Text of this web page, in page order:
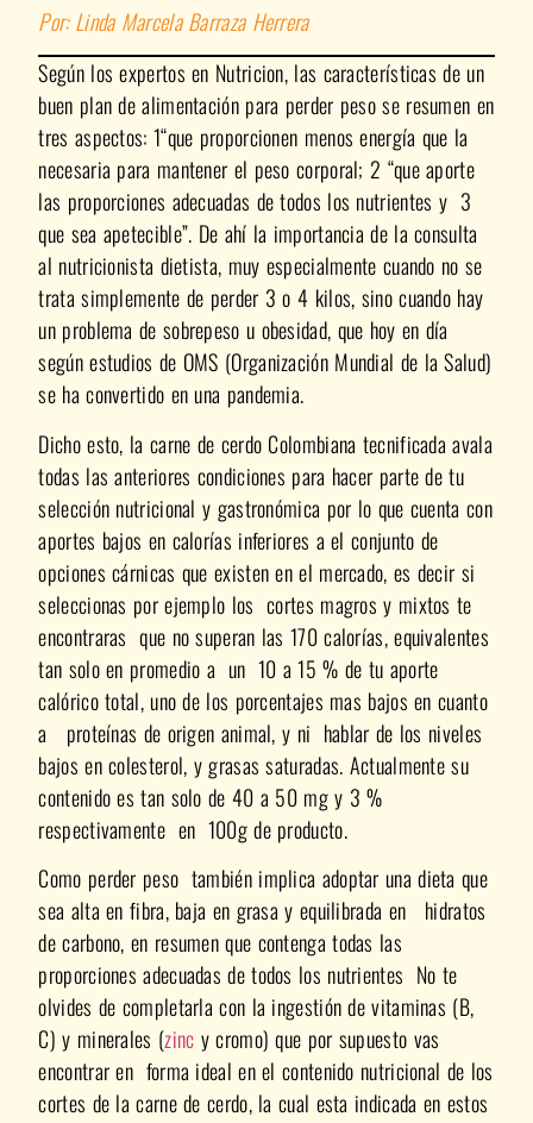
Por: Linda Marcela Barraza Herrera
Según los expertos en Nutricion, las características de un
buen plan de alimentación para perder peso se resumen en
tres aspectos: 1“que proporcionen menos energía que la
necesaria para mantener el peso corporal; 2 “que aporte
las proporciones adecuadas de todos los nutrientes y 3
que sea apetecible”. De ahí la importancia de la consulta
al nutricionista dietista, muy especialmente cuando no se
trata simplemente de perder 3 o 4 kilos, sino cuando hay
un problema de sobrepeso u obesidad, que hoy en día
según estudios de OMS (Organización Mundial de la Salud)
se ha convertido en una pandemia.
Dicho esto, la carne de cerdo Colombiana tecnificada avala
todas las anteriores condiciones para hacer parte de tu
selección nutricional y gastronómica por lo que cuenta con
aportes bajos en calorías inferiores a el conjunto de
opciones cárnicas que existen en el mercado, es decir si
seleccionas por ejemplo los cortes magros y mixtos te
encontraras que no superan las 170 calorías, equivalentes
tan solo en promedio a un 10 a 15 % de tu aporte
calórico total, uno de los porcentajes mas bajos en cuanto
a proteínas de origen animal, y ni hablar de los niveles
bajos en colesterol, y grasas saturadas. Actualmente su
contenido es tan solo de 40 a 50 mg y 3 %
respectivamente en 100g de producto.
Como perder peso también implica adoptar una dieta que
sea alta en fibra, baja en grasa y equilibrada en hidratos
de carbono, en resumen que contenga todas las
proporciones adecuadas de todos los nutrientes No te
olvides de completarla con la ingestión de vitaminas (B,
C) y minerales (zinc y cromo) que por supuesto vas
encontrar en forma ideal en el contenido nutricional de los
cortes de la carne de cerdo, la cual esta indicada en estos